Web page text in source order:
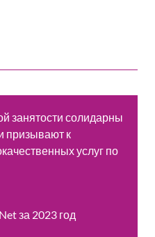
занятости солидарны
призывают к
услуг по
за 2023 год